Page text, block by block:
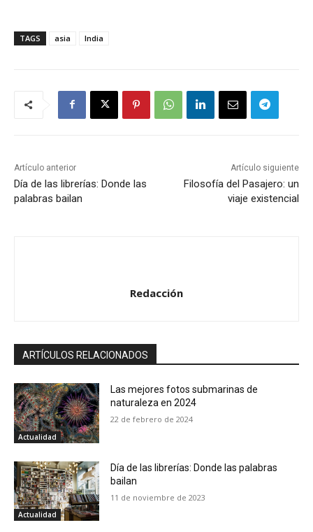
TAGS asia India
Artículo anterior
Día de las librerías: Donde las
palabras bailan
Artículo siguiente
Filosofía del Pasajero: un
viaje existencial
Redacción
ARTÍCULOS RELACIONADOS
Actualidad
Las mejores fotos submarinas de
naturaleza en 2024
22 de febrero de 2024
Actualidad
Día de las librerías: Donde las palabras
bailan
11 de noviembre de 2023